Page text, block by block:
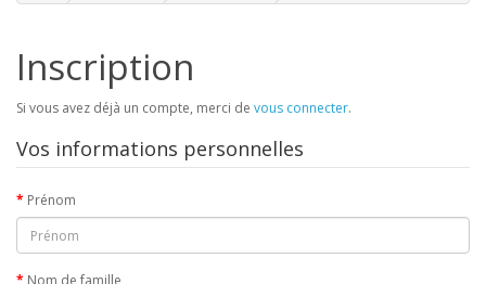
Inscription
Si vous avez déjà un compte, merci de vous connecter.
Vos informations personnelles
Prénom
Nom de famille